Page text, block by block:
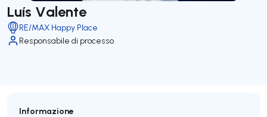
Luís Valente
RE/MAX Happy Place
Responsabile di processo
Informazione